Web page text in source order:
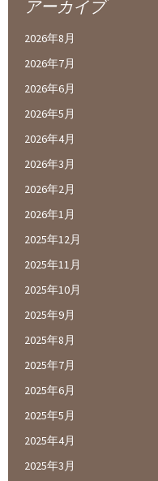
アーカイブ
2026年8月
2026年7月
2026年6月
2026年5月
2026年4月
2026年3月
2026年2月
2026年1月
2025年12月
2025年11月
2025年10月
2025年9月
2025年8月
2025年7月
2025年6月
2025年5月
2025年4月
2025年3月